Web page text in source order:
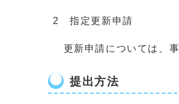
2 指定更新申請
更新申請については、事
提出方法